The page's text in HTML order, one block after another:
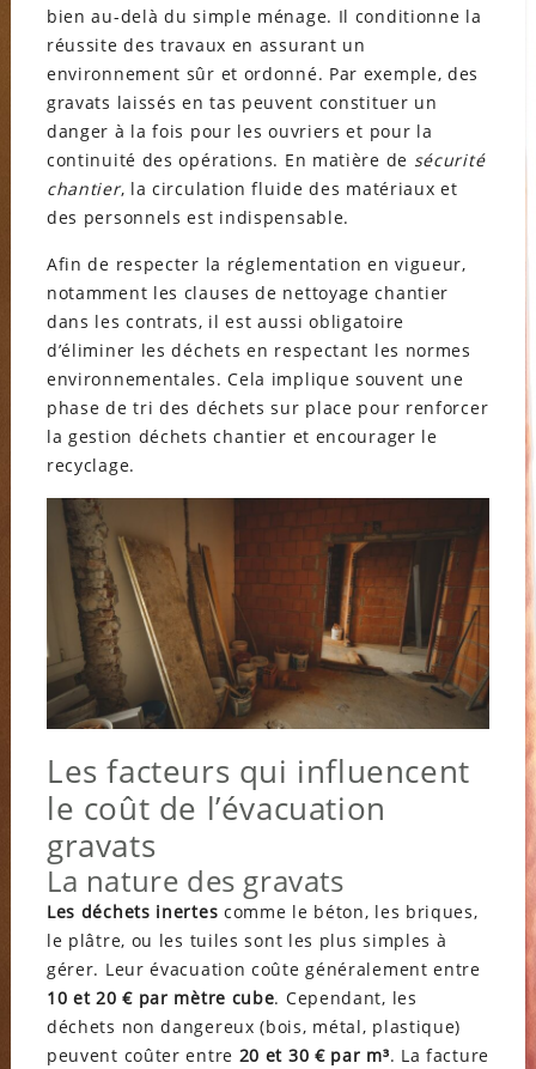
bien au-delà du simple ménage. Il conditionne la
réussite des travaux en assurant un
environnement sûr et ordonné. Par exemple, des
gravats laissés en tas peuvent constituer un
danger à la fois pour les ouvriers et pour la
continuité des opérations. En matière de sécurité
chantier, la circulation fluide des matériaux et
des personnels est indispensable.
Afin de respecter la réglementation en vigueur,
notamment les clauses de nettoyage chantier
dans les contrats, il est aussi obligatoire
d’éliminer les déchets en respectant les normes
environnementales. Cela implique souvent une
phase de tri des déchets sur place pour renforcer
la gestion déchets chantier et encourager le
recyclage.
Les facteurs qui influencent
le coût de l’évacuation
gravats
La nature des gravats
Les déchets inertes comme le béton, les briques,
le plâtre, ou les tuiles sont les plus simples à
gérer. Leur évacuation coûte généralement entre
10 et 20 € par mètre cube. Cependant, les
déchets non dangereux (bois, métal, plastique)
peuvent coûter entre 20 et 30 € par m³. La facture